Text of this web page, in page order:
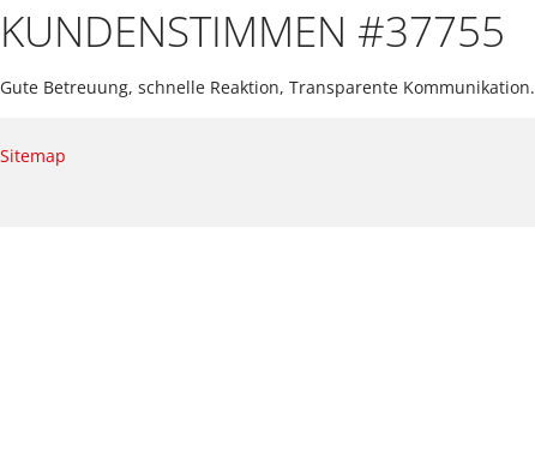
KUNDENSTIMMEN #37755
Gute Betreuung, schnelle Reaktion, Transparente Kommunikation.
Sitemap